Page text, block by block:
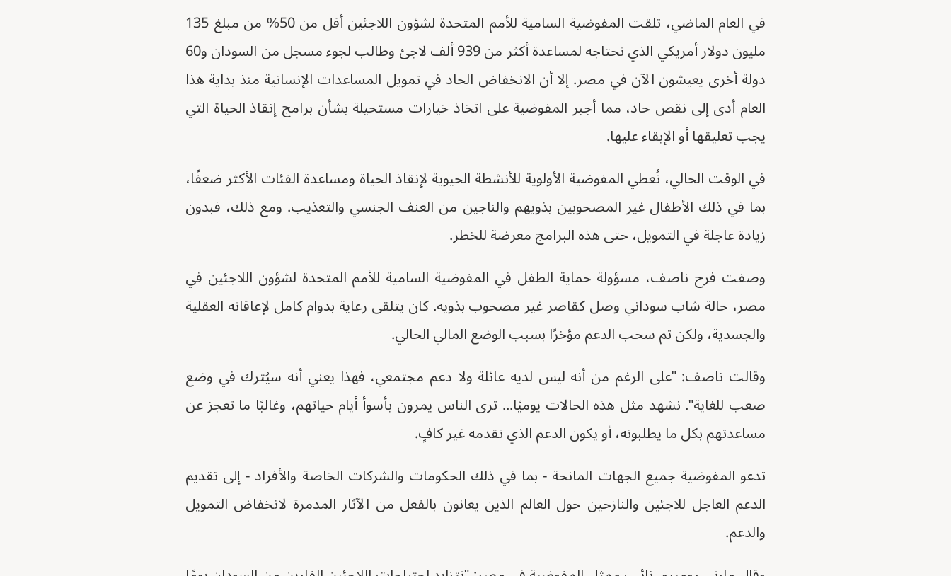
في العام الماضي، تلقت المفوضية السامية للأمم المتحدة لشؤون اللاجئين أقل من 50% من مبلغ 135
مليون دولار أمريكي الذي تحتاجه لمساعدة أكثر من 939 ألف لاجئ وطالب لجوء مسجل من السودان و60
دولة أخرى يعيشون الآن في مصر. إلا أن الانخفاض الحاد في تمويل المساعدات الإنسانية منذ بداية هذا
العام أدى إلى نقص حاد، مما أجبر المفوضية على اتخاذ خيارات مستحيلة بشأن برامج إنقاذ الحياة التي
يجب تعليقها أو الإبقاء عليها.
في الوقت الحالي، تُعطي المفوضية الأولوية للأنشطة الحيوية لإنقاذ الحياة ومساعدة الفئات الأكثر ضعفًا،
بما في ذلك الأطفال غير المصحوبين بذويهم والناجين من العنف الجنسي والتعذيب. ومع ذلك، فبدون
زيادة عاجلة في التمويل، حتى هذه البرامج معرضة للخطر.
وصفت فرح ناصف، مسؤولة حماية الطفل في المفوضية السامية للأمم المتحدة لشؤون اللاجئين في
مصر، حالة شاب سوداني وصل كقاصر غير مصحوب بذويه. كان يتلقى رعاية بدوام كامل لإعاقاته العقلية
والجسدية، ولكن تم سحب الدعم مؤخرًا بسبب الوضع المالي الحالي.
وقالت ناصف: "على الرغم من أنه ليس لديه عائلة ولا دعم مجتمعي، فهذا يعني أنه سيُترك في وضع
صعب للغاية". نشهد مثل هذه الحالات يوميًا... ترى الناس يمرون بأسوأ أيام حياتهم، وغالبًا ما تعجز عن
مساعدتهم بكل ما يطلبونه، أو يكون الدعم الذي تقدمه غير كافٍ.
تدعو المفوضية جميع الجهات المانحة - بما في ذلك الحكومات والشركات الخاصة والأفراد - إلى تقديم
الدعم العاجل للاجئين والنازحين حول العالم الذين يعانون بالفعل من الآثار المدمرة لانخفاض التمويل
والدعم.